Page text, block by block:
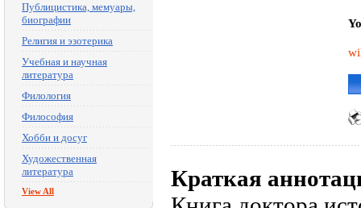
Публицистика, мемуары,
биографии
Религия и эзотерика
Учебная и научная
литература
Филология
Философия
Хобби и досуг
Художественная
литература
View All
Краткая